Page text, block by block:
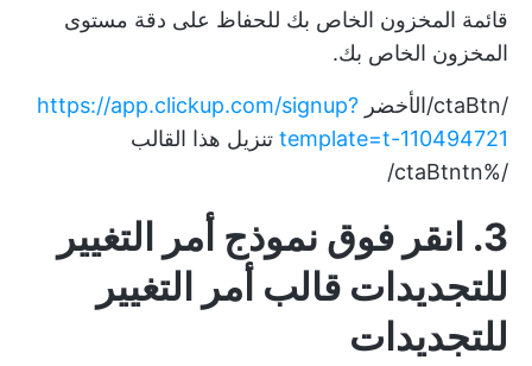
قائمة المخزون الخاص بك للحفاظ على دقة مستوى
المخزون الخاص بك.
/ctaBtn/الأخضر
https://app.clickup.com/signup?
template=t-110494721 تنزيل هذا القالب
/%ctaBtntn/
3. انقر فوق نموذج أمر التغيير
للتجديدات قالب أمر التغيير
للتجديدات